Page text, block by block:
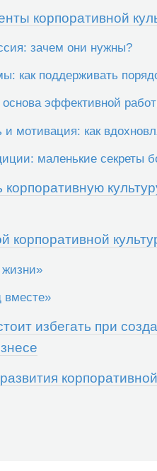
корпоративной
зачем они нужны?
как поддерживать
эффективной
мотивация: как
маленькие секреты
корпоративной
вместе»
избегать при